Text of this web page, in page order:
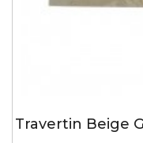
Travertin Beige